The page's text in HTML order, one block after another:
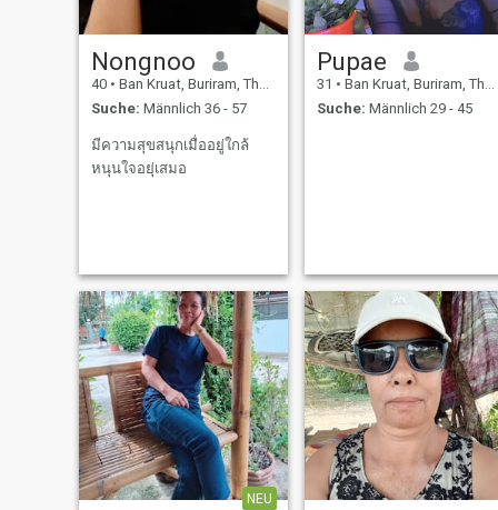
Nongnoo
40 • Ban Kruat, Buriram, Thailand
Suche: Männlich 36 - 57
มีความสุขสนุกเมื่ออยู่ใกล้
หนุนใจอยุ่เสมอ
Pupae
31 • Ban Kruat, Buriram, Thailand
Suche: Männlich 29 - 45
NEU